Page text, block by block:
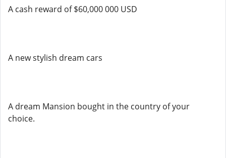
A cash reward of $60,000 000 USD
A new stylish dream cars
A dream Mansion bought in the country of your
choice.